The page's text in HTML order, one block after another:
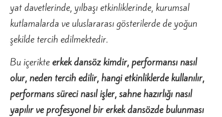
yat davetlerinde, yılbaşı etkinliklerinde, kurumsal
kutlamalarda ve uluslararası gösterilerde de yoğun
şekilde tercih edilmektedir.
Bu içerikte erkek dansöz kimdir, performansı nasıl
olur, neden tercih edilir, hangi etkinliklerde kullanılır,
performans süreci nasıl işler, sahne hazırlığı nasıl
yapılır ve profesyonel bir erkek dansözde bulunması